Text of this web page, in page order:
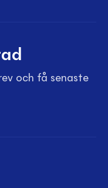
och få senaste